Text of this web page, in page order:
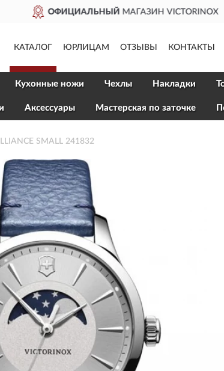
КАТАЛОГ ЮРЛИЦАМ ОТЗЫВЫ КОНТАКТЫ
Кухонные ножи Чехлы Накладки
Aксессуары Мастерская по заточке
SMALL 241832